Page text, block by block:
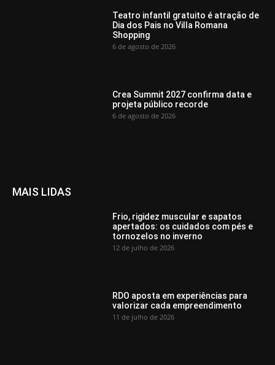
Teatro infantil gratuito é atração de
Dia dos Pais no Villa Romana
Shopping
6 de agosto de 2026
Crea Summit 2027 confirma data e
projeta público recorde
6 de agosto de 2026
MAIS LIDAS
Frio, rigidez muscular e sapatos
apertados: os cuidados com pés e
tornozelos no inverno
12 de julho de 2026
RDO aposta em experiências para
valorizar cada empreendimento
11 de julho de 2026